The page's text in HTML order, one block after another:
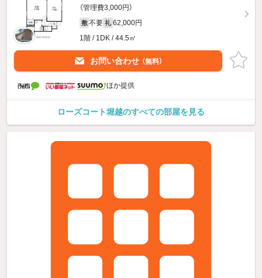
（管理費3,000円）
敷 不要 礼 62,000円
1階 / 1DK / 44.5㎡
お問い合わせ （無料）
ほか提供
ローズコート堀越のすべての部屋を見る